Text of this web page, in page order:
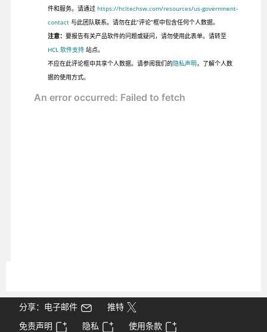
件和服务。请通过 https://hcltechsw.com/resources/us-government-
contact与此团队联系。请勿在此“评论”框中包含任何个人数据。
注意： 要报告有关产品软件的问题或疑问，请勿使用此表单。请转至
HCL 软件支持站点。
不应在此评论框中共享个人数据。请参阅我们的隐私声明，了解个人数
据的使用方式。
分享：电子邮件
推特
免责声明
隐私
使用条款